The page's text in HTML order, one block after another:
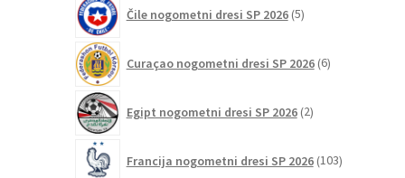
Čile nogometni dresi SP 2026 5izdelkov
Curaçao nogometni dresi SP 2026 6izdelkov
Egipt nogometni dresi SP 2026 2izdelka
Francija nogometni dresi SP 2026 103izdelki